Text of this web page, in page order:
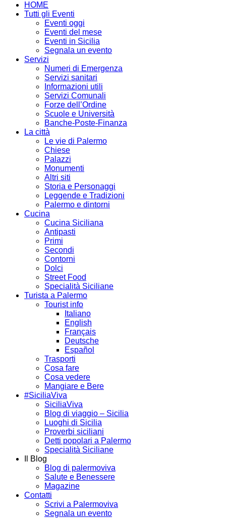
HOME
Tutti gli Eventi
Eventi oggi
Eventi del mese
Eventi in Sicilia
Segnala un evento
Servizi
Numeri di Emergenza
Servizi sanitari
Informazioni utili
Servizi Comunali
Forze dell’Ordine
Scuole e Università
Banche-Poste-Finanza
La città
Le vie di Palermo
Chiese
Palazzi
Monumenti
Altri siti
Storia e Personaggi
Leggende e Tradizioni
Palermo e dintorni
Cucina
Cucina Siciliana
Antipasti
Primi
Secondi
Contorni
Dolci
Street Food
Specialità Siciliane
Turista a Palermo
Tourist info
Italiano
English
Français
Deutsche
Español
Trasporti
Cosa fare
Cosa vedere
Mangiare e Bere
#SiciliaViva
SiciliaViva
Blog di viaggio – Sicilia
Luoghi di Sicilia
Proverbi siciliani
Detti popolari a Palermo
Specialità Siciliane
Il Blog
Blog di palermoviva
Salute e Benessere
Magazine
Contatti
Scrivi a Palermoviva
Segnala un evento